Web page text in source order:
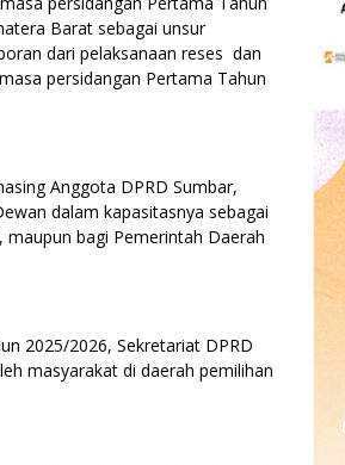
Barat sebagai unsur
dari pelaksanaan reses dan
persidangan Pertama Tahun
Anggota DPRD Sumbar,
dalam kapasitasnya sebagai
bagi Pemerintah Daerah
2025/2026, Sekretariat DPRD
masyarakat di daerah pemilihan